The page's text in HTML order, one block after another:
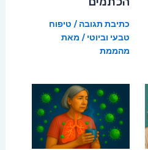
כתיבת תגובה / טיפוח
טבעי וביוטי / מאת
מהממת